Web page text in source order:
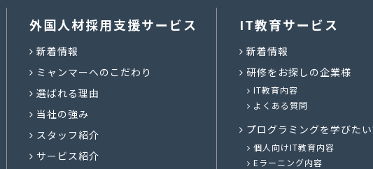
外国人材採用支援サービス
新着情報
ミャンマーへのこだわり
選ばれる理由
当社の強み
スタッフ紹介
サービス紹介
IT教育サービス
新着情報
研修をお探しの企業様
IT教育内容
よくある質問
プログラミングを学びた
個人向けIT教育内容
Eラーニング内容